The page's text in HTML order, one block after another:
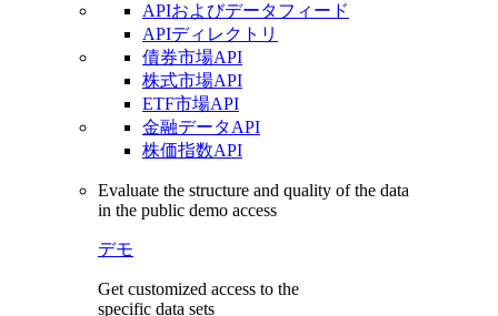
APIおよびデータフィード
APIディレクトリ
債券市場API
株式市場API
ETF市場API
金融データAPI
株価指数API
Evaluate the structure and quality of the data
in the public demo access
デモ
Get customized access to the
specific data sets